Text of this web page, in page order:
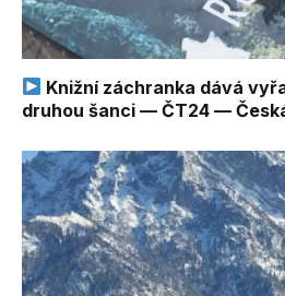
Knižní záchranka dává
druhou šanci — ČT24 —